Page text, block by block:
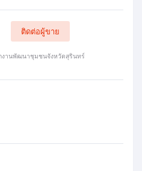
ติดต่อผู้ขาย
านพัฒนาชุมชนจังหวัดสุรินทร์